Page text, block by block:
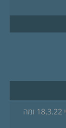
ארוע ניקיון בחוף בית ינאי 18.3.22 ומה